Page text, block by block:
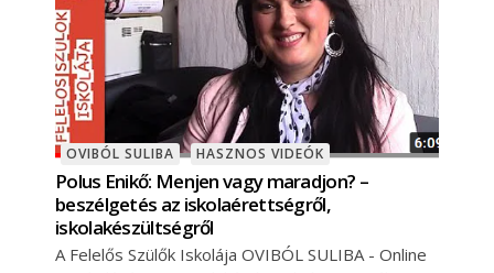
OVIBÓL SULIBA HASZNOS VIDEÓK
Polus Enikő: Menjen vagy maradjon? –
beszélgetés az iskolaérettségről,
iskolakészültségről
A Felelős Szülők Iskolája OVIBÓL SULIBA - Online